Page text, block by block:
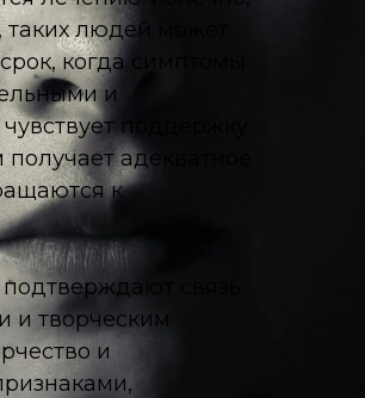
таких людей может
когда симптомы
и
поддержку
адекватное
к
связь
и творческим
и